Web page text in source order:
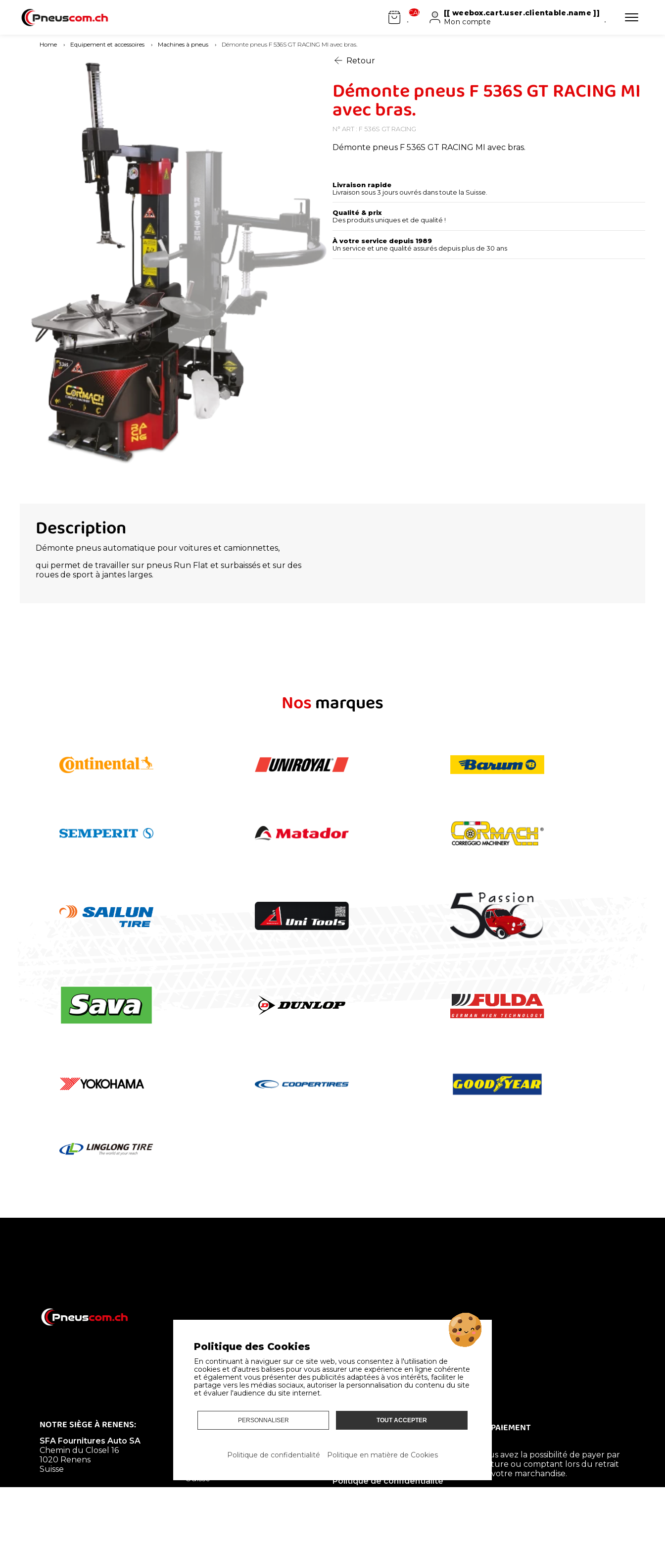
[[ WEEBOX.CART.COUNT ]][[ weebox.cart.user.clientable.name ]]
Mon compte
Home › Equipement et accessoires › Machines à pneus › Démonte pneus F 536S GT RACING MI avec bras.
Retour
Démonte pneus F 536S GT RACING MI
avec bras.
N° ART : F 536S GT RACING
Démonte pneus F 536S GT RACING MI avec bras.
Livraison rapide
Livraison sous 3 jours ouvrés dans toute la Suisse.
Qualité & prix
Des produits uniques et de qualité !
À votre service depuis 1989
Un service et une qualité assurés depuis plus de 30 ans
Description
Démonte pneus automatique pour voitures et camionnettes,
qui permet de travailler sur pneus Run Flat et surbaissés et sur des
roues de sport à jantes larges.
Nosmarques
NOTRE SIÈGE À RENENS:
SFA Fournitures Auto SA
Chemin du Closel 16
1020 Renens
Suisse
SUCCURSALE À GLAND:
Chemin de la Crétaux 8
ZI des Avouillons
Suisse
LIENS UTILES
Conditions générales
Politique de confidentialité
PAIEMENT
Vous avez la possibilité de payer par
facture ou comptant lors du retrait
de votre marchandise.
Politique des Cookies
En continuant à naviguer sur ce site web, vous consentez à l'utilisation de
cookies et d'autres balises pour vous assurer une expérience en ligne cohérente
et également vous présenter des publicités adaptées à vos intérêts, faciliter le
partage vers les médias sociaux, autoriser la personnalisation du contenu du site
et évaluer l'audience du site internet.
PERSONNALISER TOUT ACCEPTER
Politique de confidentialité Politique en matière de Cookies